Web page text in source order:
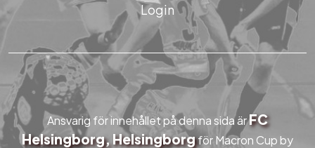
Login
Ansvarig för innehållet på denna sida ärFC
Helsingborg, Helsingborgför Macron Cup by